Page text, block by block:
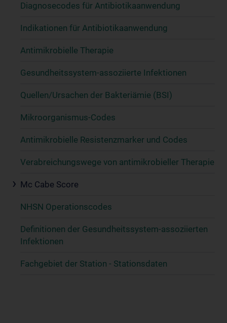
Diagnosecodes für Antibiotikaanwendung
Indikationen für Antibiotikaanwendung
Antimikrobielle Therapie
Gesundheitssystem-assoziierte Infektionen
Quellen/Ursachen der Bakteriämie (BSI)
Mikroorganismus-Codes
Antimikrobielle Resistenzmarker und Codes
Verabreichungswege von antimikrobieller Therapie
Mc Cabe Score
NHSN Operationscodes
Definitionen der Gesundheitssystem-assoziierten
Infektionen
Fachgebiet der Station - Stationsdaten